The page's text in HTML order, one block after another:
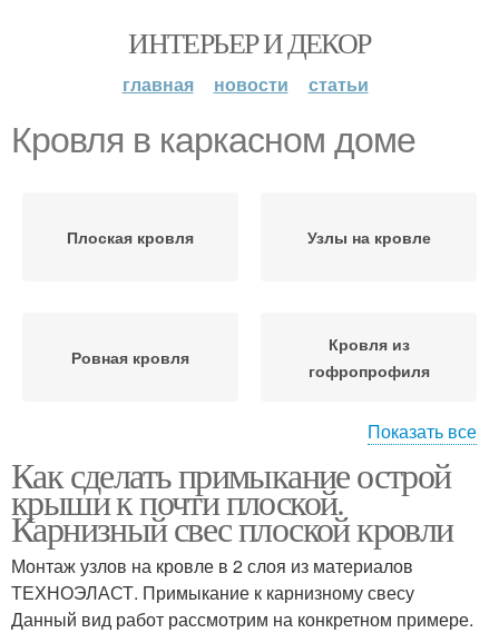
ИНТЕРЬЕР И ДЕКОР
главная новости статьи
Кровля в каркасном доме
Плоская кровля Узлы на кровле
Ровная кровля
Кровля из
гофропрофиля
доме
Плоские кровли
Кровли по деревянным
балкам
Показать все
Как сделать примыкание острой
крыши к почти плоской.
Карнизный свес плоской кровли
Монтаж узлов на кровле в 2 слоя из материалов
ТЕХНОЭЛАСТ. Примыкание к карнизному свесу
Данный вид работ рассмотрим на конкретном примере.